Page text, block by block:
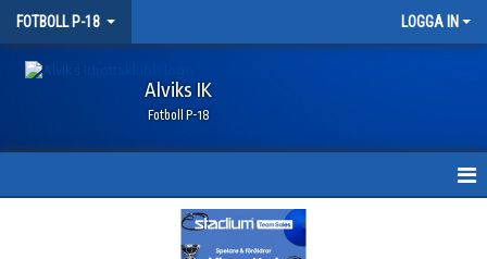
FOTBOLL P-18 LOGGA IN
Alviks IK
Fotboll P-18